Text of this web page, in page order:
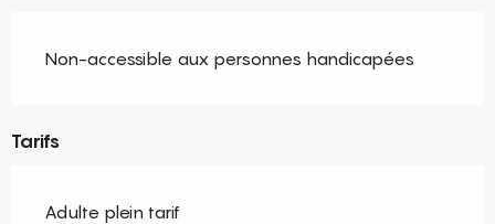
Non-accessible aux personnes handicapées
Tarifs
Adulte plein tarif